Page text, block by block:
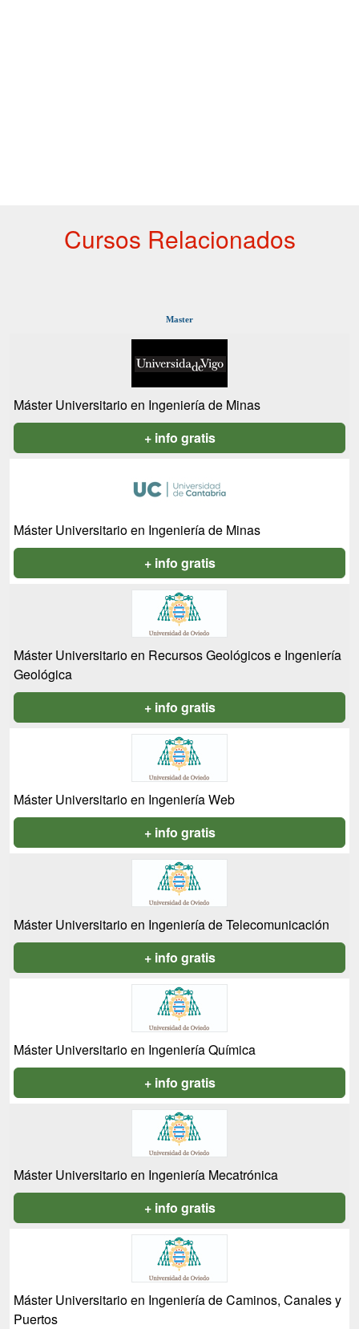
Cursos Relacionados
Master
Máster Universitario en Ingeniería de Minas
+ info gratis
Máster Universitario en Ingeniería de Minas
+ info gratis
Máster Universitario en Recursos Geológicos e Ingeniería
Geológica
+ info gratis
Máster Universitario en Ingeniería Web
+ info gratis
Máster Universitario en Ingeniería de Telecomunicación
+ info gratis
Máster Universitario en Ingeniería Química
+ info gratis
Máster Universitario en Ingeniería Mecatrónica
+ info gratis
Máster Universitario en Ingeniería de Caminos, Canales y
Puertos